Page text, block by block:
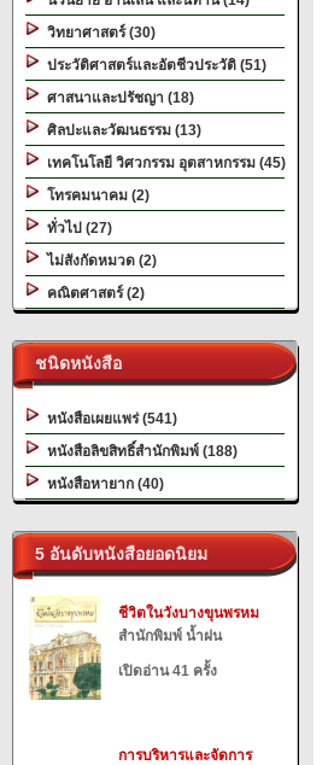
วิทยาศาสตร์ (30)
ประวัติศาสตร์และอัตชีวประวัติ (51)
ศาสนาและปรัชญา (18)
ศิลปะและวัฒนธรรม (13)
เทคโนโลยี วิศวกรรม อุตสาหกรรม (45)
โทรคมนาคม (2)
ทั่วไป (27)
ไม่สังกัดหมวด (2)
คณิตศาสตร์ (2)
ชนิดหนังสือ
หนังสือเผยแพร่ (541)
หนังสือลิขสิทธิ์สำนักพิมพ์ (188)
หนังสือหายาก (40)
5 อันดับหนังสือยอดนิยม
ชีวิตในวังบางขุนพรหม
สำนักพิมพ์ น้ำฝน
เปิดอ่าน 41 ครั้ง
การบริหารและจัดการ